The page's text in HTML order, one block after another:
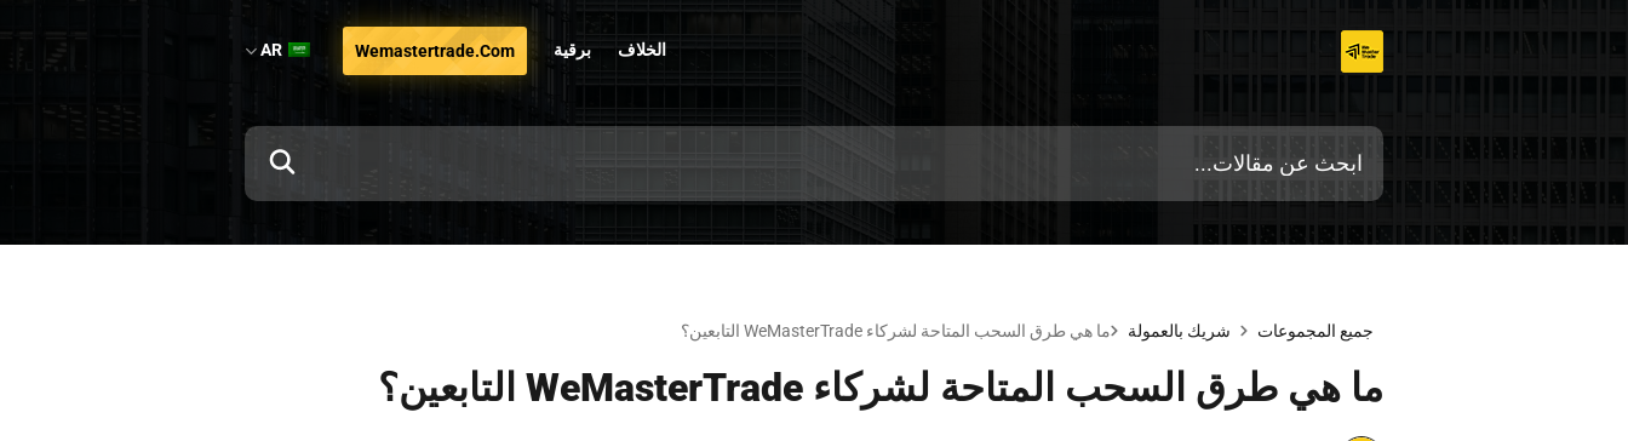
الخلاف برقية Wemastertrade.com
AR
جميع المجموعات شريك بالعمولة ما هي طرق السحب المتاحة لشركاء WeMasterTrade التابعين؟
ما هي طرق السحب المتاحة لشركاء WeMasterTrade التابعين؟